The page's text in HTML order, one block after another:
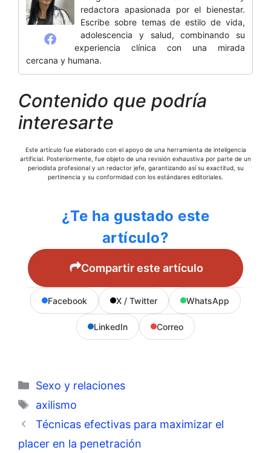
redactora apasionada por el bienestar.
Escribe sobre temas de estilo de vida,
adolescencia y salud, combinando su
experiencia clínica con una mirada
cercana y humana.
Contenido que podría
interesarte
Este artículo fue elaborado con el apoyo de una herramienta de inteligencia
artificial. Posteriormente, fue objeto de una revisión exhaustiva por parte de un
periodista profesional y un redactor jefe, garantizando así su exactitud, su
pertinencia y su conformidad con los estándares editoriales.
¿Te ha gustado este
artículo?
Compartir este artículo
Facebook X / Twitter WhatsApp
LinkedIn Correo
Categorías
Sexo y relaciones
Etiquetas
axilismo
Técnicas efectivas para maximizar el
placer en la penetración